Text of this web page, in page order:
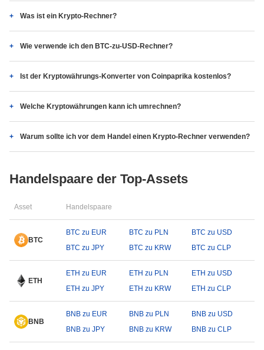
Was ist ein Krypto-Rechner?
Wie verwende ich den BTC-zu-USD-Rechner?
Ist der Kryptowährungs-Konverter von Coinpaprika kostenlos?
Welche Kryptowährungen kann ich umrechnen?
Warum sollte ich vor dem Handel einen Krypto-Rechner verwenden?
Handelspaare der Top-Assets
Asset Handelspaare
BTC
BTC zu EUR BTC zu PLN
BTC zu USD
BTC zu JPY
BTC zu KRW BTC zu CLP
ETH
ETH zu EUR ETH zu PLN
ETH zu USD
ETH zu JPY
ETH zu KRW ETH zu CLP
BNB
BNB zu EUR BNB zu PLN
BNB zu USD
BNB zu JPY
BNB zu KRW BNB zu CLP